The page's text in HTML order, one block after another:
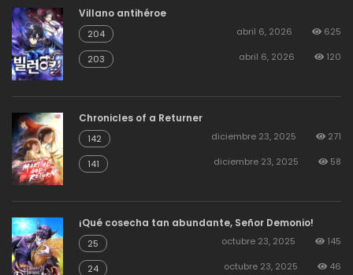
Capitulo 68 agosto 19, 2025
Capitulo 67 agosto 19, 2025
Capitulo 66 agosto 19, 2025 14
Capitulo 65 agosto 19, 2025
Capitulo 64 agosto 19, 2025 14
Villano antihéroe
204 abril 6, 2026 625
203 abril 6, 2026 120
Chronicles of a Returner
142 diciembre 23, 2025 271
141 diciembre 23, 2025 58
¡Qué cosecha tan abundante, Señor Demonio!
25 octubre 23, 2025 145
24 octubre 23, 2025 46